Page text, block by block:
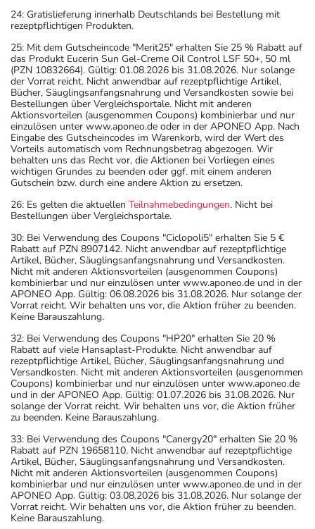
24: Gratislieferung innerhalb Deutschlands bei Bestellung mit
rezeptpflichtigen Produkten.
25: Mit dem Gutscheincode "Merit25" erhalten Sie 25 % Rabatt auf
das Produkt Eucerin Sun Gel-Creme Oil Control LSF 50+, 50 ml
(PZN 10832664). Gültig: 01.08.2026 bis 31.08.2026. Nur solange
der Vorrat reicht. Nicht anwendbar auf rezeptpflichtige Artikel,
Bücher, Säuglingsanfangsnahrung und Versandkosten sowie bei
Bestellungen über Vergleichsportale. Nicht mit anderen
Aktionsvorteilen (ausgenommen Coupons) kombinierbar und nur
einzulösen unter www.aponeo.de oder in der APONEO App. Nach
Eingabe des Gutscheincodes im Warenkorb, wird der Wert des
Vorteils automatisch vom Rechnungsbetrag abgezogen. Wir
behalten uns das Recht vor, die Aktionen bei Vorliegen eines
wichtigen Grundes zu beenden oder ggf. mit einem anderen
Gutschein bzw. durch eine andere Aktion zu ersetzen.
26: Es gelten die aktuellen Teilnahmebedingungen. Nicht bei
Bestellungen über Vergleichsportale.
30: Bei Verwendung des Coupons "Ciclopoli5" erhalten Sie 5 €
Rabatt auf PZN 8907142. Nicht anwendbar auf rezeptpflichtige
Artikel, Bücher, Säuglingsanfangsnahrung und Versandkosten.
Nicht mit anderen Aktionsvorteilen (ausgenommen Coupons)
kombinierbar und nur einzulösen unter www.aponeo.de und in der
APONEO App. Gültig: 06.08.2026 bis 31.08.2026. Nur solange der
Vorrat reicht. Wir behalten uns vor, die Aktion früher zu beenden.
Keine Barauszahlung.
32: Bei Verwendung des Coupons "HP20" erhalten Sie 20 %
Rabatt auf viele Hansaplast-Produkte. Nicht anwendbar auf
rezeptpflichtige Artikel, Bücher, Säuglingsanfangsnahrung und
Versandkosten. Nicht mit anderen Aktionsvorteilen (ausgenommen
Coupons) kombinierbar und nur einzulösen unter www.aponeo.de
und in der APONEO App. Gültig: 01.07.2026 bis 31.08.2026. Nur
solange der Vorrat reicht. Wir behalten uns vor, die Aktion früher
zu beenden. Keine Barauszahlung.
33: Bei Verwendung des Coupons "Canergy20" erhalten Sie 20 %
Rabatt auf PZN 19658110. Nicht anwendbar auf rezeptpflichtige
Artikel, Bücher, Säuglingsanfangsnahrung und Versandkosten.
Nicht mit anderen Aktionsvorteilen (ausgenommen Coupons)
kombinierbar und nur einzulösen unter www.aponeo.de und in der
APONEO App. Gültig: 03.08.2026 bis 31.08.2026. Nur solange der
Vorrat reicht. Wir behalten uns vor, die Aktion früher zu beenden.
Keine Barauszahlung.